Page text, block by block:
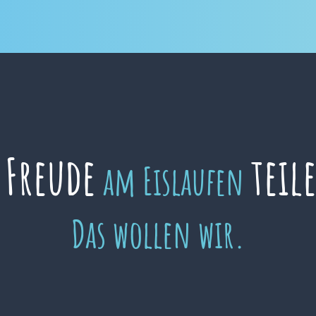
Freudeam Eislaufen
Das wollen wir.